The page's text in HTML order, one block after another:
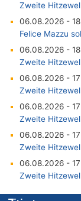
Zweite
06.08.2026 -
Felice Mazzu
06.08.2026 -
Zweite
06.08.2026 -
Zweite
06.08.2026 -
Zweite
06.08.2026 -
Zweite
06.08.2026 -
Zweite